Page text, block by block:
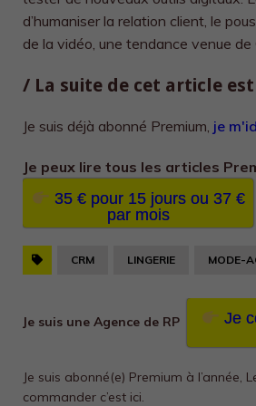
d’humaniser la relation client, le
de la vidéo, une tendance venue
/ La suite de cet article
Je suis déjà abonné Premium, je
Je peux lire tous les articles
35 € pour 15 jours ou 37 €
par mois
CRM LINGERIE MODE-
Je suis une Agence de RP
Je
Je suis abonné(e) Premium à l’année,
commander c’est ici.